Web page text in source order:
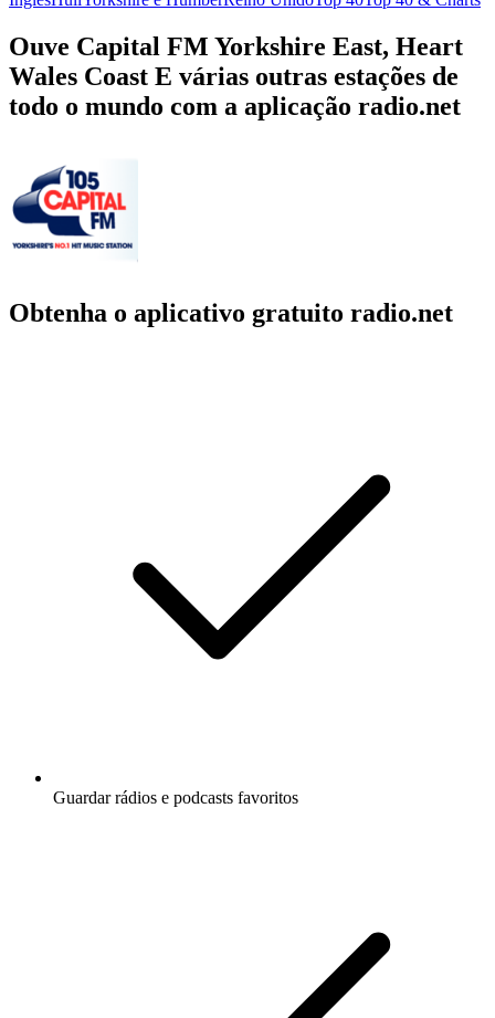
Ouve Capital FM Yorkshire East, Heart
Wales Coast E várias outras estações de
todo o mundo com a aplicação radio.net
Obtenha o aplicativo gratuito radio.net
Guardar rádios e podcasts favoritos